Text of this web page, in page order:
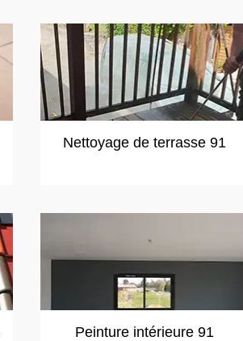
Nettoyage de terrasse 91
Peinture intérieure 91